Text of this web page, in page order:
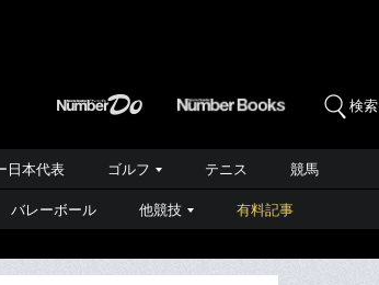
検索
日本代表 ゴルフ テニス 競馬
バレーボール 他競技 有料記事